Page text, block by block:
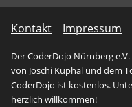
Kontakt Impressum
Der CoderDojo Nürnberg
von Joschi Kuphal und dem
CoderDojo ist kostenlos.
herzlich willkommen!